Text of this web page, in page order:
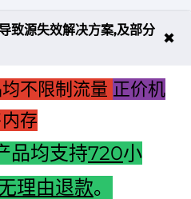
解决方案 游戏云解决方案
致源失效解决方案,及部分 ✖
不限制流量 正价机
存
品均支持720小
理由退款。